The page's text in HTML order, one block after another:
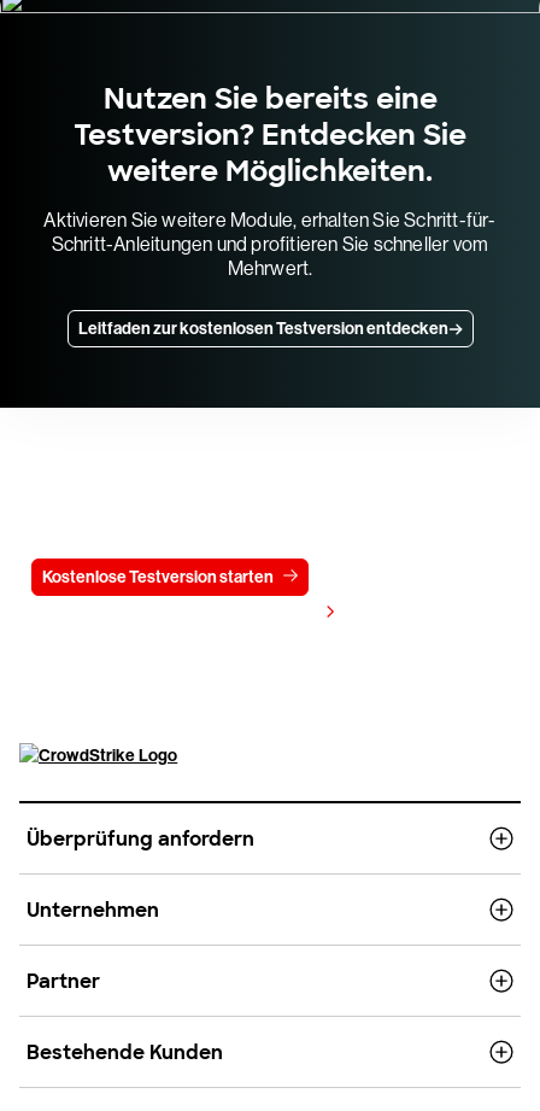
Nutzen Sie bereits eine
Testversion? Entdecken Sie
weitere Möglichkeiten.
Aktivieren Sie weitere Module, erhalten Sie Schritt-für-
Schritt-Anleitungen und profitieren Sie schneller vom
Mehrwert.
Leitfaden zur kostenlosen Testversion entdecken
Kostenlose Testversion starten
Überprüfung anfordern
Unternehmen
Partner
Bestehende Kunden